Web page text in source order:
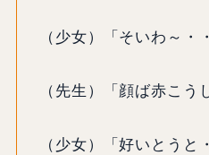
（少女）「そいわ～・
（先生）「顔ば赤こう
（少女）「好いとうと